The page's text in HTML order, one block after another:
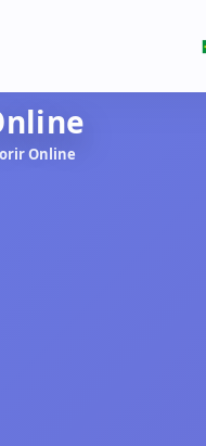
Online